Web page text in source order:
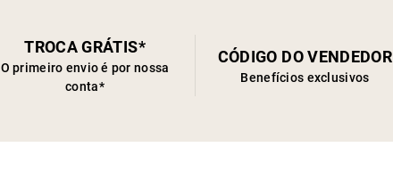
TROCA GRÁTIS*
O primeiro envio é por nossa
conta*
CÓDIGO DO VENDEDOR
Benefícios exclusivos